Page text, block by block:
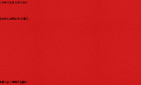
の全てをまとめてみた​
あと合同会社 三浦さ...
面でよく使用する箇所